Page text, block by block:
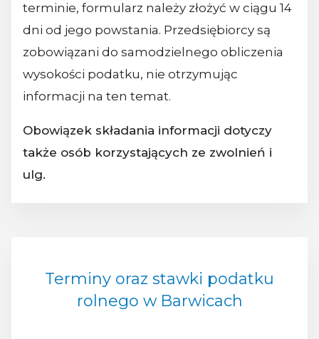
terminie, formularz należy złożyć w ciągu 14
dni od jego powstania. Przedsiębiorcy są
zobowiązani do samodzielnego obliczenia
wysokości podatku, nie otrzymując
informacji na ten temat.
Obowiązek składania informacji dotyczy
także osób korzystających ze zwolnień i
ulg.
Terminy oraz stawki podatku
rolnego w Barwicach